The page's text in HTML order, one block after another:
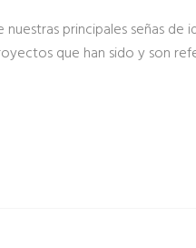
principales señas
que han sido y son